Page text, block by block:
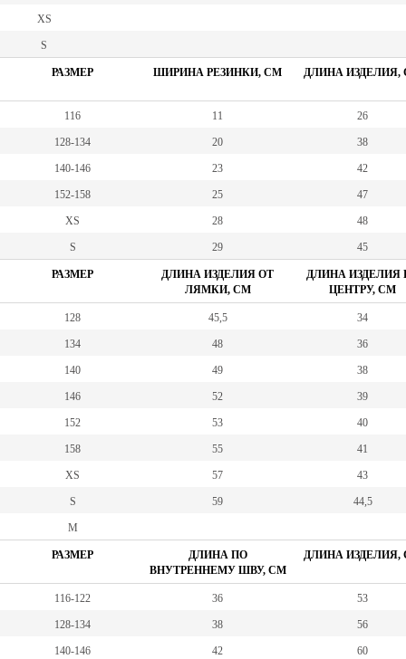
XS
S
РАЗМЕР ШИРИНА РЕЗИНКИ, СМ ДЛИНА ИЗДЕЛИЯ,
116 11 26
128-134 20 38
140-146 23 42
152-158 25 47
XS 28 48
S 29 45
РАЗМЕР
ДЛИНА ИЗДЕЛИЯ ОТ
ЛЯМКИ, СМ
ДЛИНА ИЗДЕЛИЯ
ЦЕНТРУ, СМ
128 45,5 34
134 48 36
140 49 38
146 52 39
152 53 40
158 55 41
XS 57 43
S 59 44,5
M
РАЗМЕР
ДЛИНА ПО
ВНУТРЕННЕМУ ШВУ, СМ
ДЛИНА ИЗДЕЛИЯ,
116-122 36 53
128-134 38 56
140-146 42 60